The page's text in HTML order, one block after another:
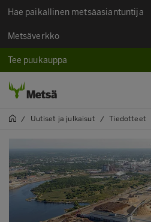
Hae paikallinen metsäasiantuntija
Metsäverkko
Tee puukauppa
/ Uutiset ja julkaisut / Tiedotteet